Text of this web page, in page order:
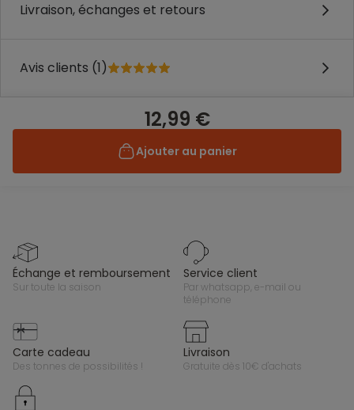
Livraison, échanges et retours
Avis clients (1)
12,99 €
Ajouter au panier
échange et remboursement
sur toute la saison
service client
par whatsapp, e-mail ou
téléphone
carte cadeau
des tonnes de possibilités !
livraison
gratuite dès 10€ d'achats